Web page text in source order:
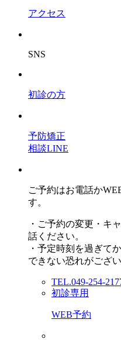
アクセス
SNS
初診の方
予防矯正
相談LINE
ご予約はお電話か
す。
・ご予約の変更・キ
話ください。
・予定時刻を過ぎて
できない恐れがござい
TEL.049-254-
初診専用
WEB予約